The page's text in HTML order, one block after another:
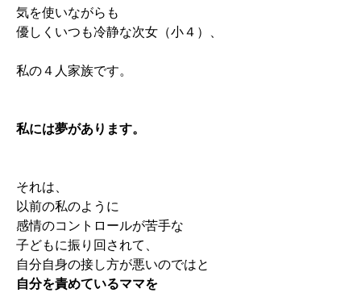
気を使いながらも
優しくいつも冷静な次女（小４）、
私の４人家族です。
私には夢があります。
それは、
以前の私のように
感情のコントロールが苦手な
子どもに振り回されて、
自分自身の接し方が悪いのではと
自分を責めているママを